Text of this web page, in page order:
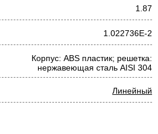
1.87
1.022736E-2
Корпус: ABS пластик; решетка:
нержавеющая сталь AISI 304
Линейный